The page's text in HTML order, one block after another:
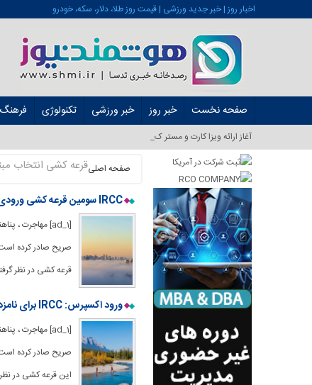
اخبار روز | خبر جدید ورزشی | قیمت روز طلا، دلار، سکه، خودرو
صفحه نخست خبر روز خبر ورزشی تکنولوژی
آغاز ارائه ویزا کارت و مستر کارت در ایرا_
صفحه اصلیقرعه کشی انتخاب
IRCC سومین قرعه کشی ورودی هفته را در اختیار دارد
قرعه کشی در نظر
ورود اکسپرس: IRCC برای نامزدهای CEC انتخاب می کند
این قرعه کشی در نظر